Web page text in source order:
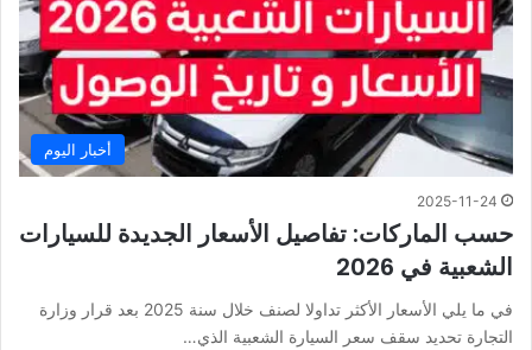
أخبار اليوم
2025-11-24
حسب الماركات: تفاصيل الأسعار الجديدة للسيارات
الشعبية في 2026
في ما يلي الأسعار الأكثر تداولا لصنف خلال سنة 2025 بعد قرار وزارة
التجارة تحديد سقف سعر السيارة الشعبية الذي…